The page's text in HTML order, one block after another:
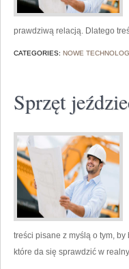
prawdziwą relacją. Dlatego
CATEGORIES: NOWE
Sprzęt
treści pisane z myślą o tym,
które da się sprawdzić w